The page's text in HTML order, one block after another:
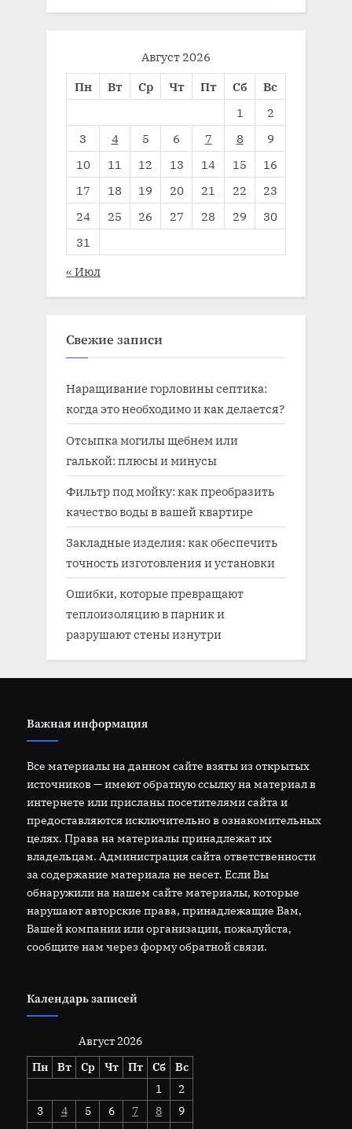
Август 2026
Пн
Вт Ср Чт Пт Сб
Вс
1
2
3
4 5 6 7 8
9
10
11 12 13 14 15
16
17
18 19 20 21 22
23
24
25 26 27 28 29
30
31
« Июл
Свежие записи
Наращивание горловины септика:
когда это необходимо и как делается?
Отсыпка могилы щебнем или
галькой: плюсы и минусы
Фильтр под мойку: как преобразить
качество воды в вашей квартире
Закладные изделия: как обеспечить
точность изготовления и установки
Ошибки, которые превращают
теплоизоляцию в парник и
разрушают стены изнутри
Важная информация
Все материалы на данном сайте взяты из открытых
источников — имеют обратную ссылку на материал в
интернете или присланы посетителями сайта и
предоставляются исключительно в ознакомительных
целях. Права на материалы принадлежат их
владельцам. Администрация сайта ответственности
за содержание материала не несет. Если Вы
обнаружили на нашем сайте материалы, которые
нарушают авторские права, принадлежащие Вам,
Вашей компании или организации, пожалуйста,
сообщите нам через форму обратной связи.
Календарь записей
Август 2026
Пн
Вт Ср Чт Пт Сб
Вс
1
2
3
4 5 6 7 8
9